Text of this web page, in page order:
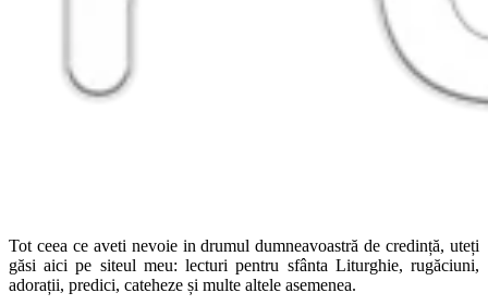
Tot ceea ce aveti nevoie in drumul dumneavoastră de credință, uteți
găsi aici pe siteul meu: lecturi pentru sfânta Liturghie, rugăciuni,
adorații, predici, cateheze și multe altele asemenea.